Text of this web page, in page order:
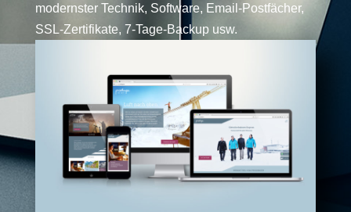
modernster Technik, Software, Email-Postfächer,
SSL-Zertifikate, 7-Tage-Backup usw.